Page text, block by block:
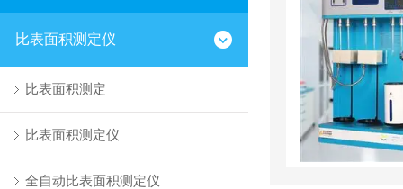
比表面积测定仪
比表面积测定
比表面积测定仪
全自动比表面积测定仪